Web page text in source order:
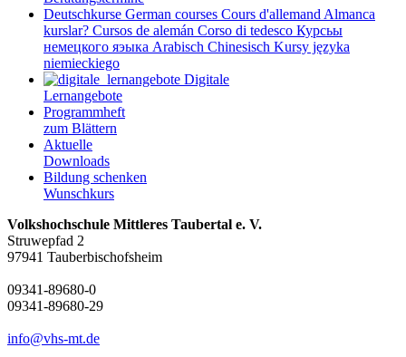
Deutschkurse German courses Cours d'allemand Almanca
kurslar? Cursos de alemán Corso di tedesco Курсьы
немецкого яэыка Arabisch Chinesisch Kursy języka
niemieckiego
Digitale
Lernangebote
Programmheft
zum Blättern
Aktuelle
Downloads
Bildung schenken
Wunschkurs
Volkshochschule Mittleres Taubertal e. V.
Struwepfad 2
97941 Tauberbischofsheim
09341-89680-0
09341-89680-29
info@vhs-mt.de